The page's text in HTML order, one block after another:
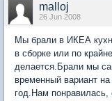
malloj
26 Jun 2008
Мы брали в ИКЕА
в сборке или по
делается.Брали мы
временный вариант
год.Нам понравилась,